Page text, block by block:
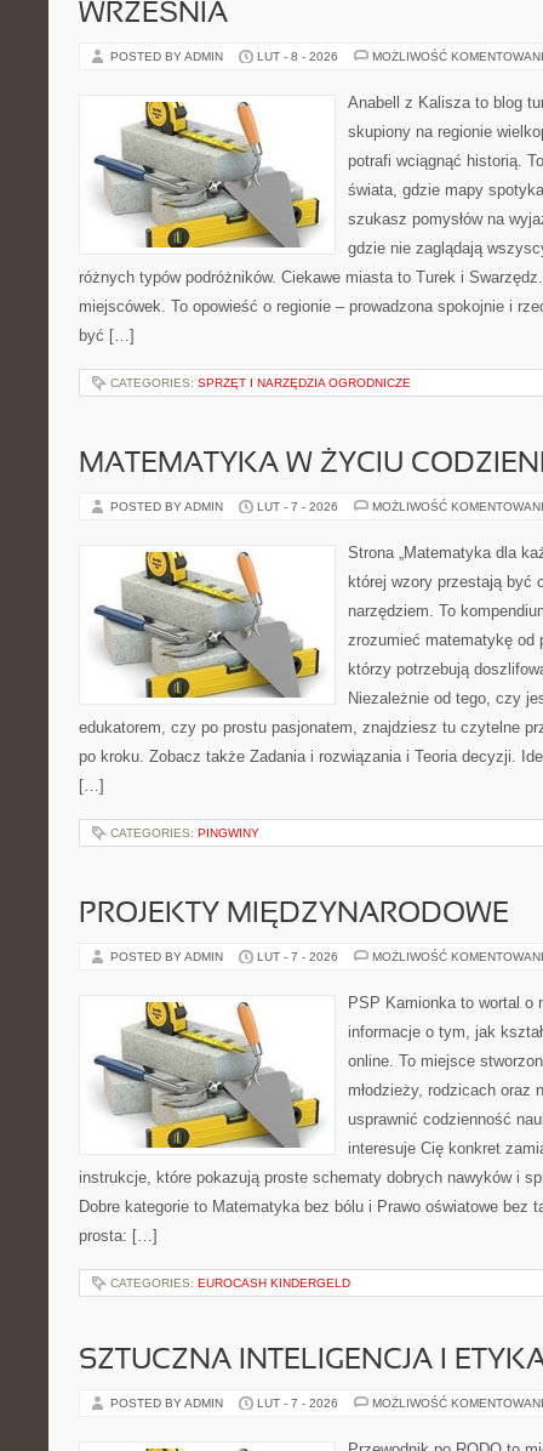
WRZEŚNIA
POSTED BY ADMIN LUT - 8 - 2026 MOŻLIWOŚĆ
Anabell z Kalisza to blog
skupiony na regionie
potrafi wciągnąć historią.
świata, gdzie mapy
szukasz pomysłów na
gdzie nie zaglądają
różnych typów podróżników. Ciekawe miasta to Turek i
miejscówek. To opowieść o regionie – prowadzona spokojnie i
być […]
CATEGORIES: SPRZĘT I NARZĘDZIA OGRODNICZE
MATEMATYKA W ŻYCIU
POSTED BY ADMIN LUT - 7 - 2026 MOŻLIWOŚĆ
Strona „Matematyka dla
której wzory przestają być
narzędziem. To
zrozumieć matematykę od
którzy potrzebują
Niezależnie od tego, czy
edukatorem, czy po prostu pasjonatem, znajdziesz tu czytelne
po kroku. Zobacz także Zadania i rozwiązania i Teoria decyzji.
[…]
CATEGORIES: PINGWINY
PROJEKTY MIĘDZYNARODOWE
POSTED BY ADMIN LUT - 7 - 2026 MOŻLIWOŚĆ
PSP Kamionka to wortal o
informacje o tym, jak
online. To miejsce
młodzieży, rodzicach
usprawnić codzienność
interesuje Cię konkret
instrukcje, które pokazują proste schematy dobrych nawyków i
Dobre kategorie to Matematyka bez bólu i Prawo oświatowe bez
prosta: […]
CATEGORIES: EUROCASH KINDERGELD
SZTUCZNA INTELIGENCJA I
POSTED BY ADMIN LUT - 7 - 2026 MOŻLIWOŚĆ